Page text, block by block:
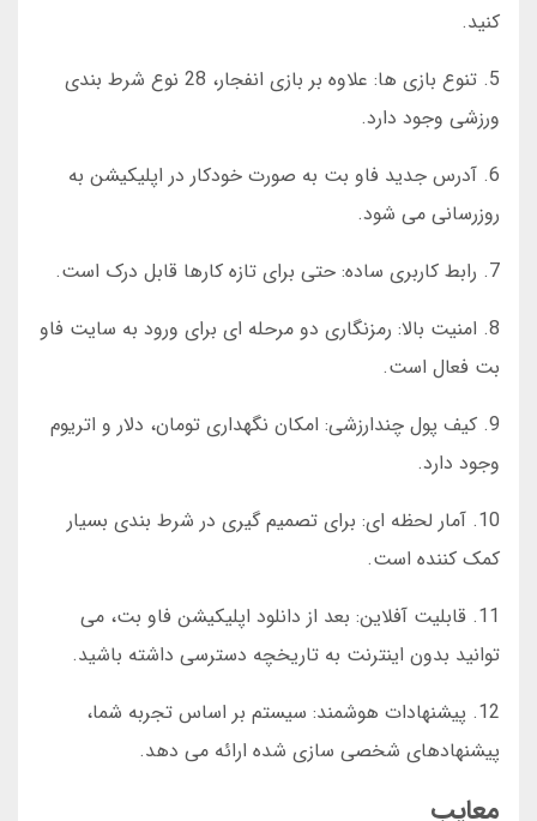
کنید.
5. تنوع بازی ها: علاوه بر بازی انفجار، 28 نوع شرط بندی
ورزشی وجود دارد.
6. آدرس جدید فاو بت به صورت خودکار در اپلیکیشن به
روزرسانی می شود.
7. رابط کاربری ساده: حتی برای تازه کارها قابل درک است.
8. امنیت بالا: رمزنگاری دو مرحله ای برای ورود به سایت فاو
بت فعال است.
9. کیف پول چندارزشی: امکان نگهداری تومان، دلار و اتریوم
وجود دارد.
10. آمار لحظه ای: برای تصمیم گیری در شرط بندی بسیار
کمک کننده است.
11. قابلیت آفلاین: بعد از دانلود اپلیکیشن فاو بت، می
توانید بدون اینترنت به تاریخچه دسترسی داشته باشید.
12. پیشنهادات هوشمند: سیستم بر اساس تجربه شما،
پیشنهادهای شخصی سازی شده ارائه می دهد.
معایب